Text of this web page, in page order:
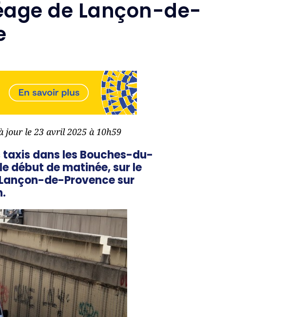
de Lançon-de-
jour le 23 avril 2025 à 10h59
dans les Bouches-du-
début de matinée, sur le
de-Provence sur